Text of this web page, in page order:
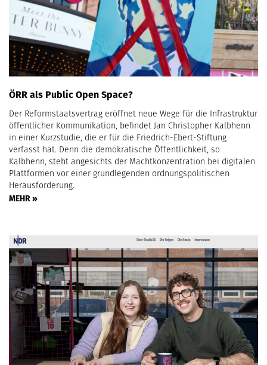
ÖRR als Public Open Space?
Der Reformstaatsvertrag eröffnet neue Wege für die Infrastruktur
öffentlicher Kommunikation, befindet Jan Christopher Kalbhenn
in einer Kurzstudie, die er für die Friedrich-Ebert-Stiftung
verfasst hat. Denn die demokratische Öffentlichkeit, so
Kalbhenn, steht angesichts der Machtkonzentration bei digitalen
Plattformen vor einer grundlegenden ordnungspolitischen
Herausforderung.
MEHR »